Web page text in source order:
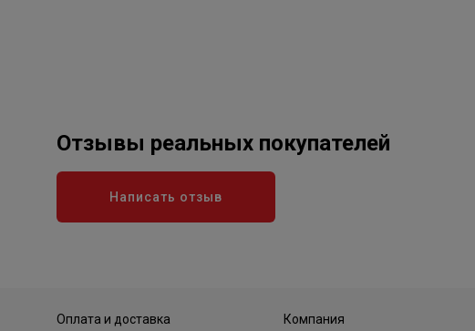
Отзывы реальных покупателей
Написать отзыв
Оплата и доставка Компания